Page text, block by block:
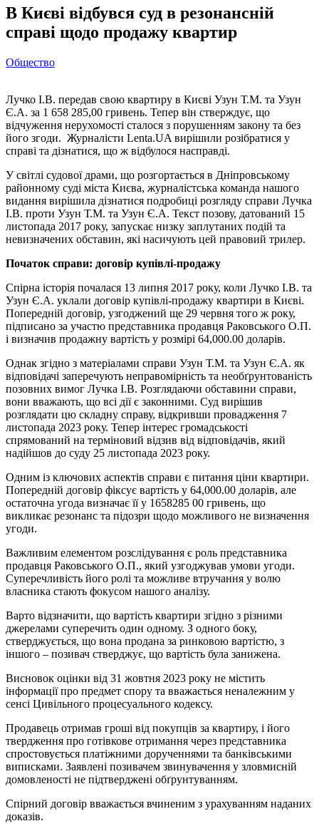
В Києві відбувся суд в резонансній
справі щодо продажу квартир
Общество
Лучко І.В. передав свою квартиру в Києві Узун Т.М. та Узун
Є.А. за 1 658 285,00 гривень. Тепер він стверждує, що
відчуження нерухомості сталося з порушенням закону та без
його згоди. Журналісти Lenta.UA вирішили розібратися у
справі та дізнатися, що ж відбулося насправді.
У світлі судової драми, що розгортається в Дніпровському
районному суді міста Києва, журналістська команда нашого
видання вирішила дізнатися подробиці розгляду справи Лучка
І.В. проти Узун Т.М. та Узун Є.А. Текст позову, датований 15
листопада 2017 року, запускає низку заплутаних подій та
невизначених обставин, які насичують цей правовий трилер.
Початок справи: договір купівлі-продажу
Спірна історія почалася 13 липня 2017 року, коли Лучко І.В. та
Узун Є.А. уклали договір купівлі-продажу квартири в Києві.
Попередній договір, узгоджений ще 29 червня того ж року,
підписано за участю представника продавця Раковського О.П.
і визначив продажну вартість у розмірі 64,000.00 доларів.
Однак згідно з матеріалами справи Узун Т.М. та Узун Є.А. як
відповідачі заперечують неправомірність та необґрунтованість
позовних вимог Лучка І.В. Розглядаючи обставини справи,
вони вважають, що всі дії є законними. Суд вирішив
розглядати цю складну справу, відкривши провадження 7
листопада 2023 року. Тепер інтерес громадськості
спрямований на терміновий відзив від відповідачів, який
надійшов до суду 25 листопада 2023 року.
Одним із ключових аспектів справи є питання ціни квартири.
Попередній договір фіксує вартість у 64,000.00 доларів, але
остаточна угода визначає її у 1658285 00 гривень, що
викликає резонанс та підозри щодо можливого не визначення
угоди.
Важливим елементом розслідування є роль представника
продавця Раковського О.П., який узгоджував умови угоди.
Суперечливість його ролі та можливе втручання у волю
власника стають фокусом нашого аналізу.
Варто відзначити, що вартість квартири згідно з різними
джерелами суперечить один одному. З одного боку,
стверджується, що вона продана за ринковою вартістю, з
іншого – позивач стверджує, що вартість була занижена.
Висновок оцінки від 31 жовтня 2023 року не містить
інформації про предмет спору та вважається неналежним у
сенсі Цивільного процесуального кодексу.
Продавець отримав гроші від покупців за квартиру, і його
твердження про готівкове отримання через представника
спростовується платіжними дорученнями та банківськими
виписками. Заявлені позивачем звинувачення у зловмисній
домовленості не підтверджені обґрунтуванням.
Спірний договір вважається вчиненим з урахуванням наданих
доказів.